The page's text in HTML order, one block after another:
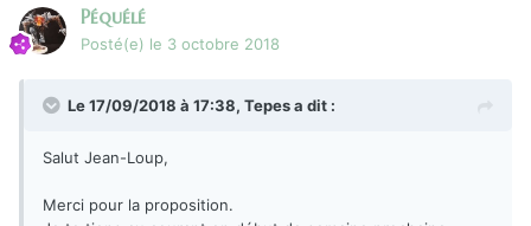
Péquélé
Posté(e) le 3 octobre 2018
Le 17/09/2018 à 17:38, Tepesa dit :
Salut Jean-Loup,
Merci pour la proposition.